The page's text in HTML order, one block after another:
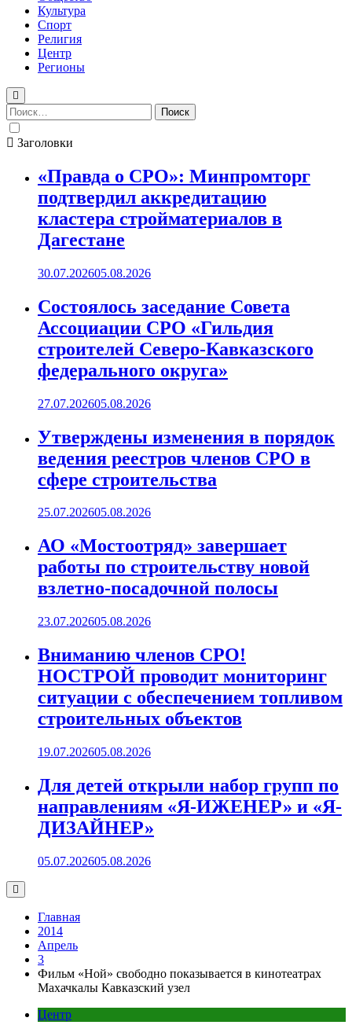
Культура
Спорт
Религия
Центр
Регионы
Найти:
Заголовки
«Правда о СРО»: Минпромторг
подтвердил аккредитацию
кластера стройматериалов в
Дагестане
30.07.202605.08.2026
Состоялось заседание Совета
Ассоциации СРО «Гильдия
строителей Северо-Кавказского
федерального округа»
27.07.202605.08.2026
Утверждены изменения в порядок
ведения реестров членов СРО в
сфере строительства
25.07.202605.08.2026
АО «Мостоотряд» завершает
работы по строительству новой
взлетно-посадочной полосы
23.07.202605.08.2026
Вниманию членов СРО!
НОСТРОЙ проводит мониторинг
ситуации с обеспечением топливом
строительных объектов
19.07.202605.08.2026
Для детей открыли набор групп по
направлениям «Я-ИЖЕНЕР» и «Я-
ДИЗАЙНЕР»
05.07.202605.08.2026
Главная
2014
Апрель
3
Фильм «Ной» свободно показывается в кинотеатрах
Махачкалы Кавказский узел
Центр